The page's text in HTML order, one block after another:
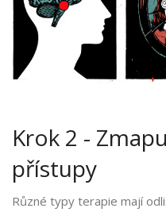
Krok 2 -
přístupy
Různé typy terapie mají